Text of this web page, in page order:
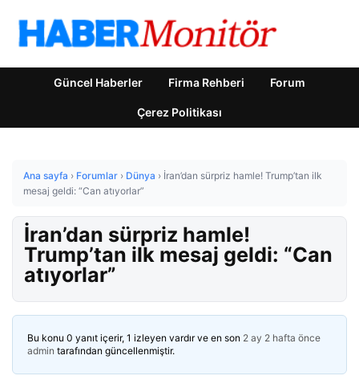
Güncel Haberler Firma Rehberi Forum
Çerez Politikası
Ana sayfa › Forumlar › Dünya › İran’dan sürpriz hamle! Trump’tan ilk
mesaj geldi: “Can atıyorlar”
İran’dan sürpriz hamle!
Trump’tan ilk mesaj geldi: “Can
atıyorlar”
Bu konu 0 yanıt içerir, 1 izleyen vardır ve en son 2 ay 2 hafta önce
admin tarafından güncellenmiştir.